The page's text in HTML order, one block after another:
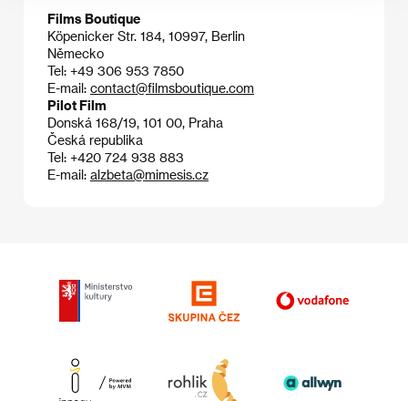
Films Boutique
Köpenicker Str. 184, 10997, Berlin
Německo
Tel: +49 306 953 7850
E-mail: contact@filmsboutique.com
Pilot Film
Donská 168/19, 101 00, Praha
Česká republika
Tel: +420 724 938 883
E-mail: alzbeta@mimesis.cz